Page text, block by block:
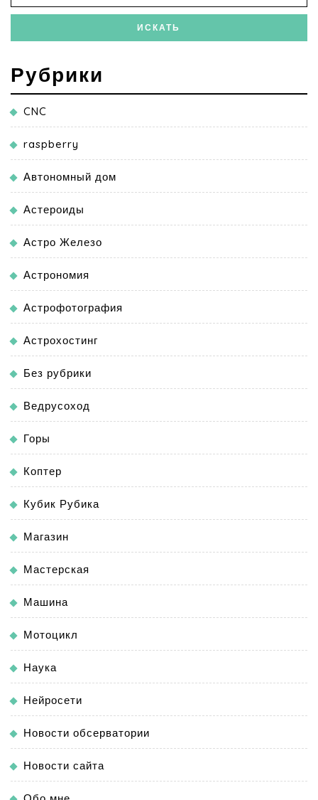
Рубрики
CNC
raspberry
Автономный дом
Астероиды
Астро Железо
Астрономия
Астрофотография
Астрохостинг
Без рубрики
Ведрусоход
Горы
Коптер
Кубик Рубика
Магазин
Мастерская
Машина
Мотоцикл
Наука
Нейросети
Новости обсерватории
Новости сайта